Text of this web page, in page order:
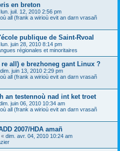
en breton
lun. juil. 12, 2010 2:56 pm
all (frank a wirioù evit an darn vrasañ
publique de Saint-Rvoal
lun. juin 28, 2010 8:14 pm
régionales et minoritaires
all) e brezhoneg gant Linux ?
dim. juin 13, 2010 2:29 pm
all (frank a wirioù evit an darn vrasañ
an testennoù nad int ket troet
juin 06, 2010 10:34 am
all (frank a wirioù evit an darn vrasañ
2007/HDA amañ
« dim. avr. 04, 2010 10:24 am